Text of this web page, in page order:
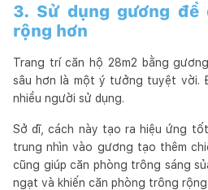
3. Sử dụng gương để
rộng hơn
Trang trí căn hộ 28m2 bằng
sâu hơn là một ý tưởng tuyệt vời.
nhiều người sử dụng.
Sở dĩ, cách này tạo ra hiệu ứng
trung nhìn vào gương tạo thêm
cũng giúp căn phòng trông sáng
ngạt và khiến căn phòng trông rộng